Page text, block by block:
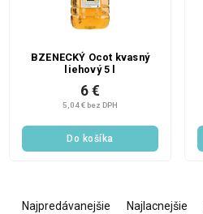
BZENECKÝ Ocot kvasný
liehový 5 l
5,04 € bez DPH
6 €
Do košíka
Najpredávanejšie Najlacnejšie